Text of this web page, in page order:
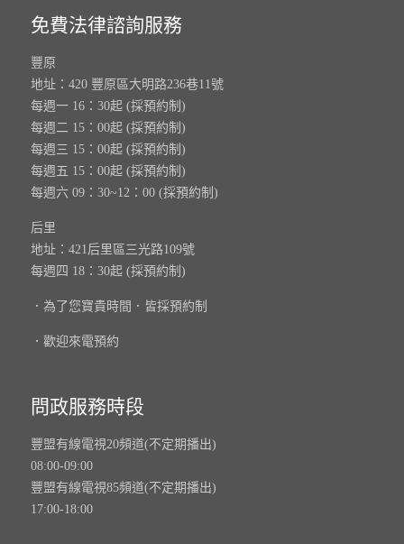
免費法律諮詢服務
豐原
地址：420 豐原區大明路236巷11號
每週一 16：30起 (採預約制)
每週二 15：00起 (採預約制)
每週三 15：00起 (採預約制)
每週五 15：00起 (採預約制)
每週六 09：30~12：00 (採預約制)
后里
地址：421后里區三光路109號
每週四 18：30起 (採預約制)
．為了您寶貴時間．皆採預約制
．歡迎來電預約
問政服務時段
豐盟有線電視20頻道(不定期播出)
08:00-09:00
豐盟有線電視85頻道(不定期播出)
17:00-18:00